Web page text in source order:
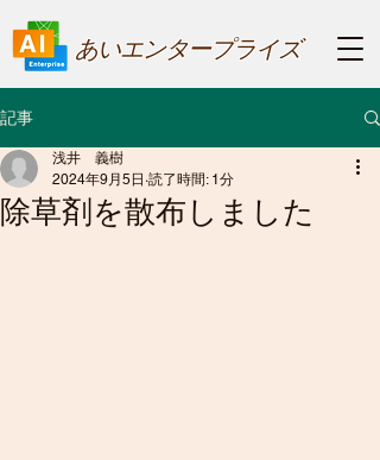
あいエンタープライズ
記事
除草剤を散布しました
浅井 義樹
2024年9月5日 読了時間: 1分